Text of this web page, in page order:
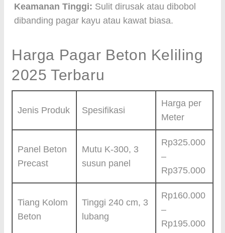
Keamanan Tinggi: Sulit dirusak atau dibobol
dibanding pagar kayu atau kawat biasa.
Harga Pagar Beton Keliling
2025 Terbaru
Jenis Produk Spesifikasi
Harga per
Meter
Panel Beton
Precast
Mutu K-300, 3
susun panel
Rp325.000
–
Rp375.000
Tiang Kolom
Beton
Tinggi 240 cm, 3
lubang
Rp160.000
–
Rp195.000